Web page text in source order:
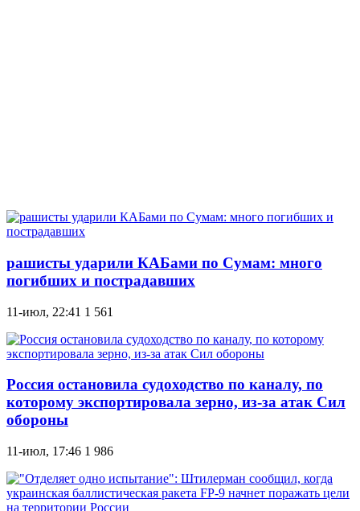
рашисты ударили КАБами по Сумам: много
погибших и пострадавших
11-июл, 22:41 1 561
Россия остановила судоходство по каналу, по
которому экспортировала зерно, из-за атак Сил
обороны
11-июл, 17:46 1 986